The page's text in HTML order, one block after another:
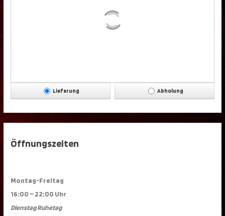
Lieferung Abholung
Öffnungszeiten
Montag-Freitag
16:00 – 22:00 Uhr
Dienstag Ruhetag